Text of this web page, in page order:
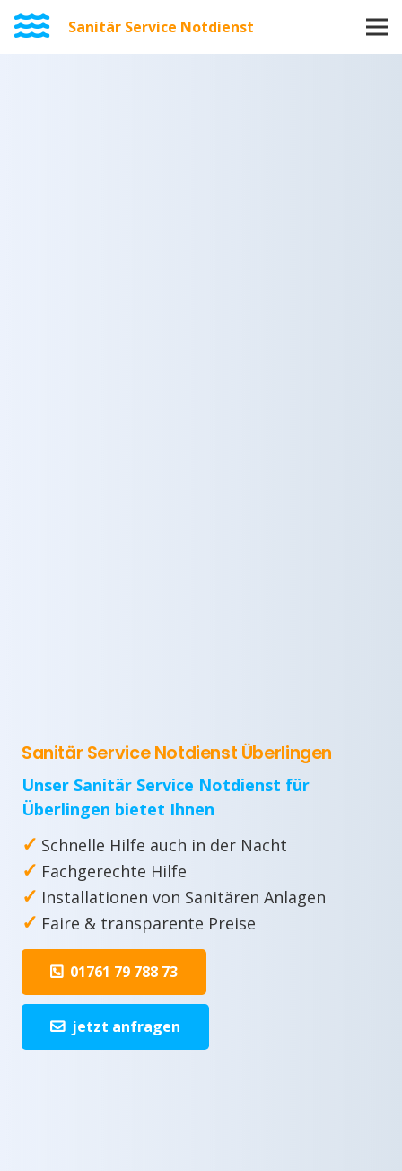
Sanitär Service Notdienst
Sanitär Service Notdienst Überlingen
Unser Sanitär Service Notdienst für
Überlingen bietet Ihnen
✓ Schnelle Hilfe auch in der Nacht
✓ Fachgerechte Hilfe
✓ Installationen von Sanitären Anlagen
✓ Faire & transparente Preise
01761 79 788 73
jetzt anfragen